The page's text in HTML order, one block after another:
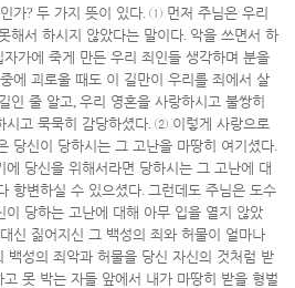
가? 두 가지 뜻이 있다. ① 먼저 주님은 우리
해서 하시지 않았다는 말이다. 악을 쓰면서 하
자가에 죽게 만든 우리 죄인들 생각하며 분을
에 괴로울 때도 이 길만이 우리를 죄에서 살
인 줄 알고, 우리 영혼을 사랑하시고 불쌍히
시고 묵묵히 감당하셨다. ② 이렇게 사랑으로
당신이 당하시는 그 고난을 마땅히 여기셨다.
당신을 위해서라면 당하시는 그 고난에 대
항변하실 수 있으셨다. 그런데도 주님은 도수
이 당하는 고난에 대해 아무 입을 열지 않았
신 짊어지신 그 백성의 죄와 허물이 얼마나
백성의 죄악과 허물을 당신 자신의 것처럼 받
못 박는 자들 앞에서 내가 마땅히 받을 형벌